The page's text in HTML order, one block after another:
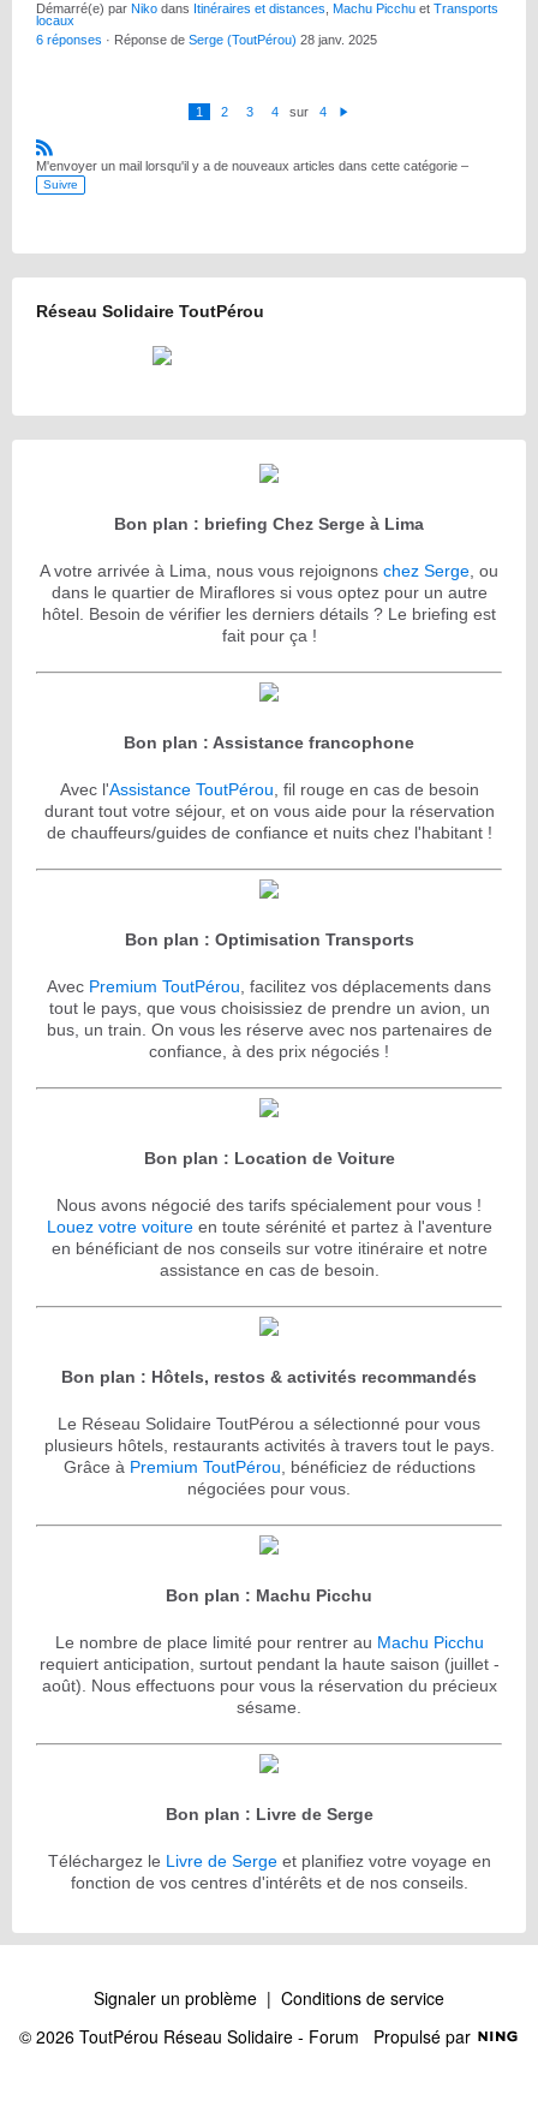
Démarré(e) par Niko dans Itinéraires et distances Machu Picchu et Transports
locaux
6 réponses · Réponse de Serge (ToutPérou) 28 janv. 2025
1 2 3 4 sur
4
a
nt
R
S
S
M'envoyer un mail lorsqu'il y a de nouveaux articles dans cette catégorie –
Suivre
Réseau Solidaire ToutPérou
Bon plan : briefing Chez Serge à Lima
A votre arrivée à Lima, nous vous rejoignons chez Serge , ou
dans le quartier de Miraflores si vous optez pour un autre
hôtel. Besoin de vérifier les derniers détails ? Le briefing est
fait pour ça !
Bon plan : Assistance francophone
Avec l'Assistance ToutPérou , fil rouge en cas de besoin
durant tout votre séjour, et on vous aide pour la réservation
de chauffeurs/guides de confiance et nuits chez l'habitant !
Bon plan : Optimisation Transports
Avec Premium ToutPérou , facilitez vos déplacements dans
tout le pays, que vous choisissiez de prendre un avion, un
bus, un train. On vous les réserve avec nos partenaires de
confiance, à des prix négociés !
Bon plan : Location de Voiture
Nous avons négocié des tarifs spécialement pour vous !
Louez votre voitureen toute sérénité et partez à l'aventure
en bénéficiant de nos conseils sur votre itinéraire et notre
assistance en cas de besoin.
Bon plan : Hôtels, restos & activités recommandés
Le Réseau Solidaire ToutPérou a sélectionné pour vous
plusieurs hôtels, restaurants activités à travers tout le pays.
Grâce à Premium ToutPérou , bénéficiez de réductions
négociées pour vous.
Bon plan : Machu Picchu
Le nombre de place limité pour rentrer au Machu Picchu
requiert anticipation, surtout pendant la haute saison (juillet -
août). Nous effectuons pour vous la réservation du précieux
sésame.
Bon plan : Livre de Serge
Téléchargez le Livre de Sergeet planifiez votre voyage en
fonction de vos centres d'intérêts et de nos conseils.
Signaler un problème | Conditions de service
© 2026 ToutPérou Réseau Solidaire - Forum Propulsé par